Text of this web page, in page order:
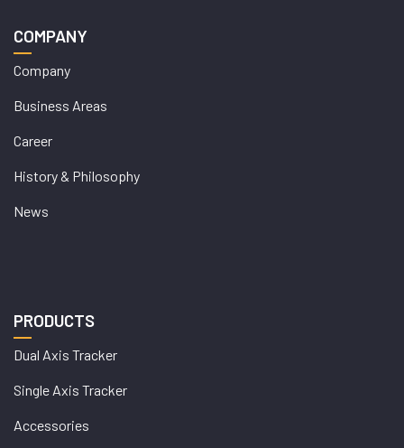
COMPANY
Company
Business Areas
Career
History & Philosophy
News
PRODUCTS
Dual Axis Tracker
Single Axis Tracker
Accessories